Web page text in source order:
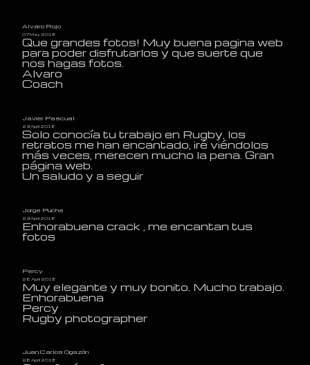
Alvaro Rojo
07 May 2018
Que grandes fotos! Muy buena pagina web
para poder disfrutarlos y que suerte que
nos hagas fotos.
Alvaro
Coach
Javier Pascual
29 April 2018
Solo conocía tu trabajo en Rugby, los
retratos me han encantado, iré viéndolos
más veces, merecen mucho la pena. Gran
página web.
Un saludo y a seguir
Jorge Puche
29 April 2018
Enhorabuena crack , me encantan tus
fotos
Percy
28 April 2018
Muy elegante y muy bonito. Mucho trabajo.
Enhorabuena
Percy
Rugby photographer
Juan Carlos Ogazón
28 April 2018